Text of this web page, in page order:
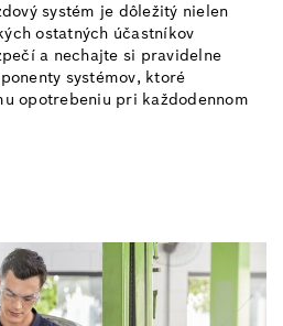
systém je dôležitý nielen
ostatných účastníkov
a nechajte si pravidelne
systémov, ktoré
opotrebeniu pri každodennom